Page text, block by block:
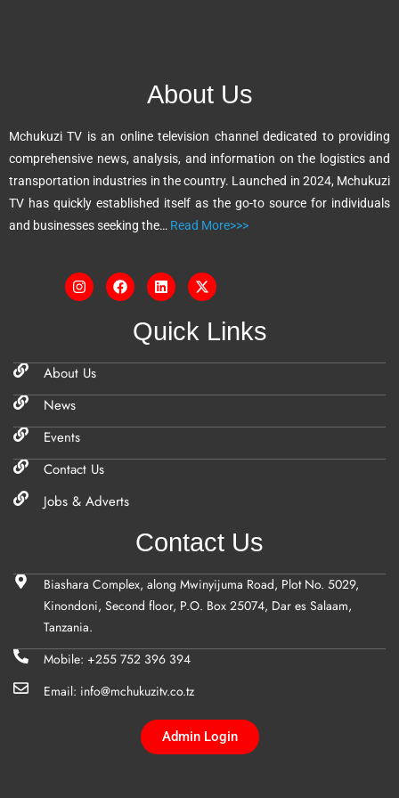
i
v
e
:
About Us
Mchukuzi TV is an online television channel dedicated to providing
comprehensive news, analysis, and information on the logistics and
transportation industries in the country. Launched in 2024, Mchukuzi
TV has quickly established itself as the go-to source for individuals
and businesses seeking the… Read More>>>
Quick Links
About Us
News
Events
Contact Us
Jobs & Adverts
Contact Us
Biashara Complex, along Mwinyijuma Road, Plot No. 5029,
Kinondoni, Second floor, P.O. Box 25074, Dar es Salaam,
Tanzania.
Mobile: +255 752 396 394
Email: info@mchukuzitv.co.tz
Admin Login